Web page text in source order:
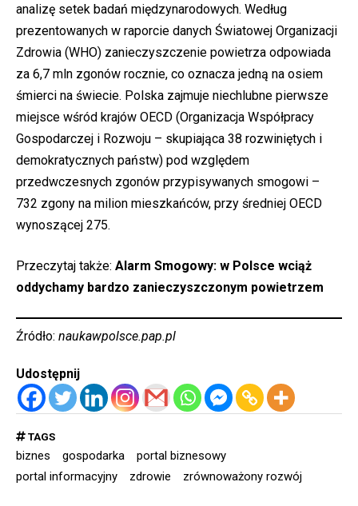
analizę setek badań międzynarodowych. Według
prezentowanych w raporcie danych Światowej Organizacji
Zdrowia (WHO) zanieczyszczenie powietrza odpowiada
za 6,7 mln zgonów rocznie, co oznacza jedną na osiem
śmierci na świecie. Polska zajmuje niechlubne pierwsze
miejsce wśród krajów OECD (Organizacja Współpracy
Gospodarczej i Rozwoju – skupiająca 38 rozwiniętych i
demokratycznych państw) pod względem
przedwczesnych zgonów przypisywanych smogowi –
732 zgony na milion mieszkańców, przy średniej OECD
wynoszącej 275.
Przeczytaj także: Alarm Smogowy: w Polsce wciąż
oddychamy bardzo zanieczyszczonym powietrzem
Źródło: naukawpolsce.pap.pl
Udostępnij
TAGS
biznes gospodarka
portal biznesowy
portal informacyjny
zdrowie zrównoważony rozwój